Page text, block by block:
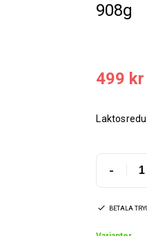
908g
499 kr
-
BETALA